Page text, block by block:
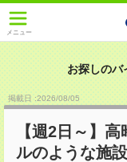
メニュー
お探しのバ
掲載日 :2026/08/05
【週2日～】
ルのような施